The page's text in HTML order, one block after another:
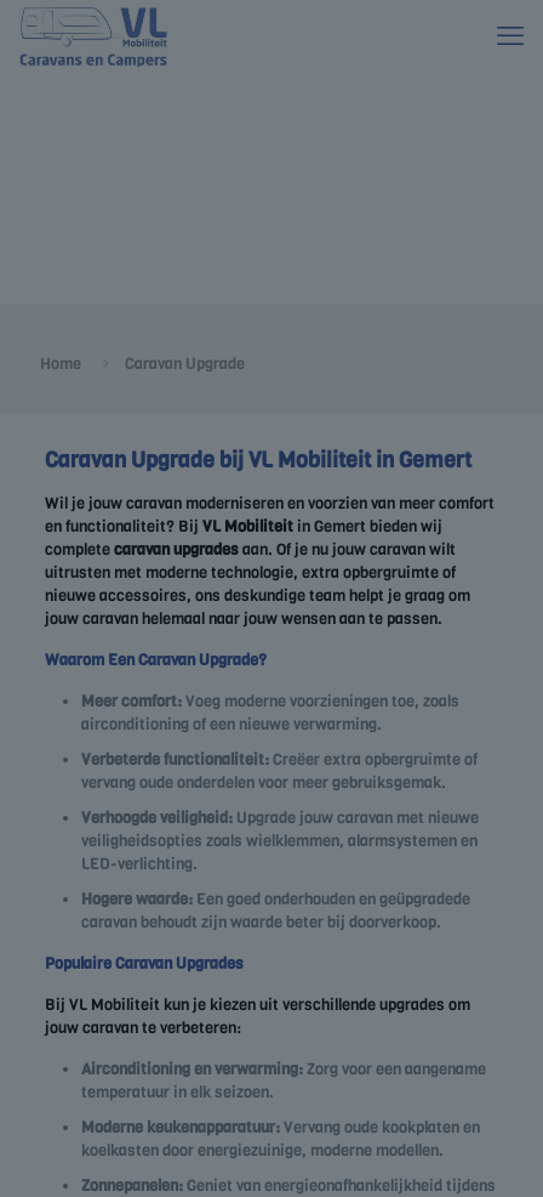
Home Caravan Upgrade
Caravan Upgrade bij VL Mobiliteit in Gemert
Wil je jouw caravan moderniseren en voorzien van meer comfort
en functionaliteit? Bij VL Mobiliteitin Gemert bieden wij
completecaravan upgradesaan. Of je nu jouw caravan wilt
uitrusten met moderne technologie, extra opbergruimte of
nieuwe accessoires, ons deskundige team helpt je graag om
jouw caravan helemaal naar jouw wensen aan te passen.
Waarom Een Caravan Upgrade?
Meer comfort:Voeg moderne voorzieningen toe, zoals
airconditioning of een nieuwe verwarming.
Verbeterde functionaliteit:Creëer extra opbergruimte of
vervang oude onderdelen voor meer gebruiksgemak.
Verhoogde veiligheid:Upgrade jouw caravan met nieuwe
veiligheidsopties zoals wielklemmen, alarmsystemen en
LED-verlichting.
Hogere waarde:Een goed onderhouden en geüpgradede
caravan behoudt zijn waarde beter bij doorverkoop.
Populaire Caravan Upgrades
Bij VL Mobiliteit kun je kiezen uit verschillende upgrades om
jouw caravan te verbeteren:
Airconditioning en verwarming:Zorg voor een aangename
temperatuur in elk seizoen.
Moderne keukenapparatuur:Vervang oude kookplaten en
koelkasten door energiezuinige, moderne modellen.
Zonnepanelen:Geniet van energieonafhankelijkheid tijdens